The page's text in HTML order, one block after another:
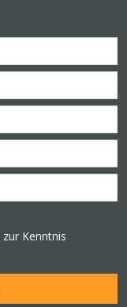
zur Kenntnis